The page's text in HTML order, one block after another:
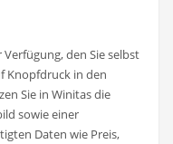
den Sie selbst
Knopfdruck in den
Sie in Winitas die
sowie einer
Daten wie Preis,